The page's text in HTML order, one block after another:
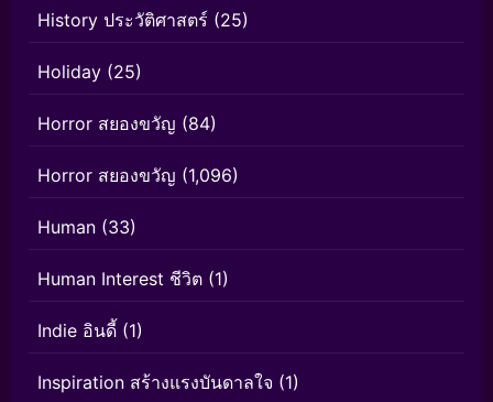
History ประวัติศาสตร์ (25)
Holiday (25)
Horror สยองขวัญ (84)
Horror สยองขวัญ (1,096)
Human (33)
Human Interest ชีวิต (1)
Indie อินดี้ (1)
Inspiration สร้างแรงบันดาลใจ (1)